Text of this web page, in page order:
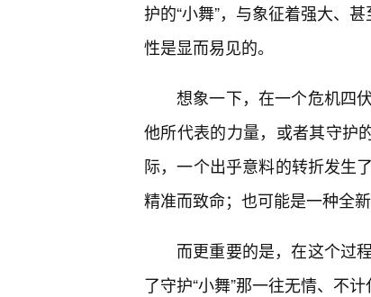
护的“小舞”，与象征着强大、
性是显而易见的。
想象一下，在一个危机四
他所代表的力量，或者其守护
际，一个出乎意料的转折发生
精准而致命；也可能是一种全
而更重要的是，在这个过
了守护“小舞”那一往无情、不计